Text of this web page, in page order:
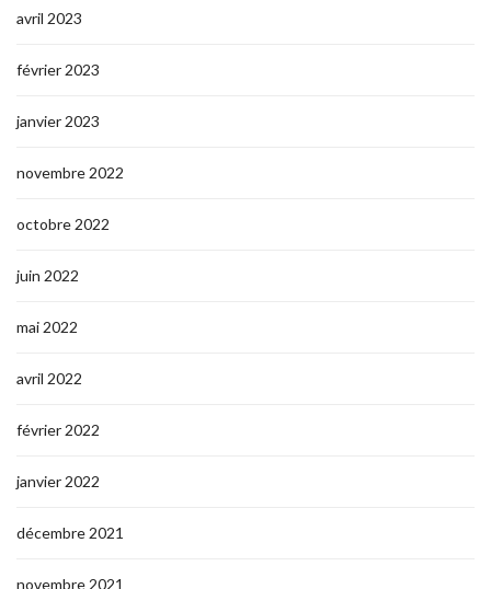
avril 2023
février 2023
janvier 2023
novembre 2022
octobre 2022
juin 2022
mai 2022
avril 2022
février 2022
janvier 2022
décembre 2021
novembre 2021